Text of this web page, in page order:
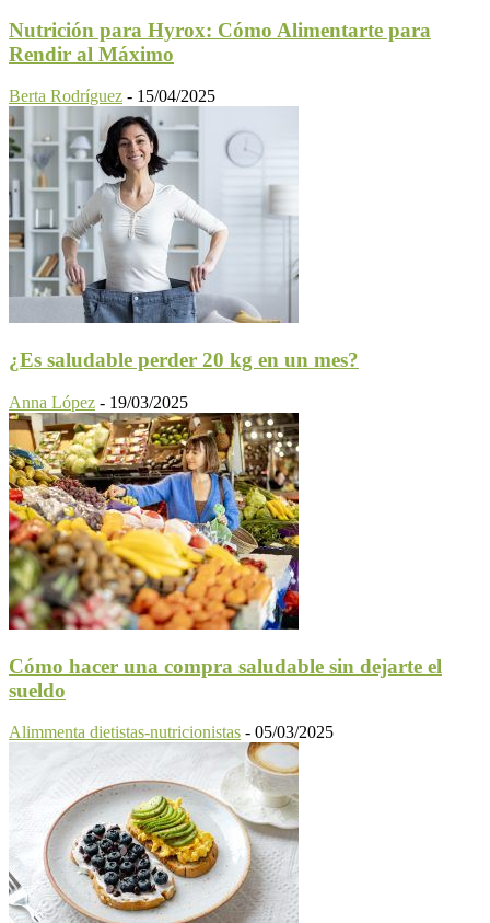
Nutrición para Hyrox: Cómo Alimentarte para
Rendir al Máximo
Berta Rodríguez - 15/04/2025
¿Es saludable perder 20 kg en un mes?
Anna López - 19/03/2025
Cómo hacer una compra saludable sin dejarte el
sueldo
Alimmenta dietistas-nutricionistas - 05/03/2025